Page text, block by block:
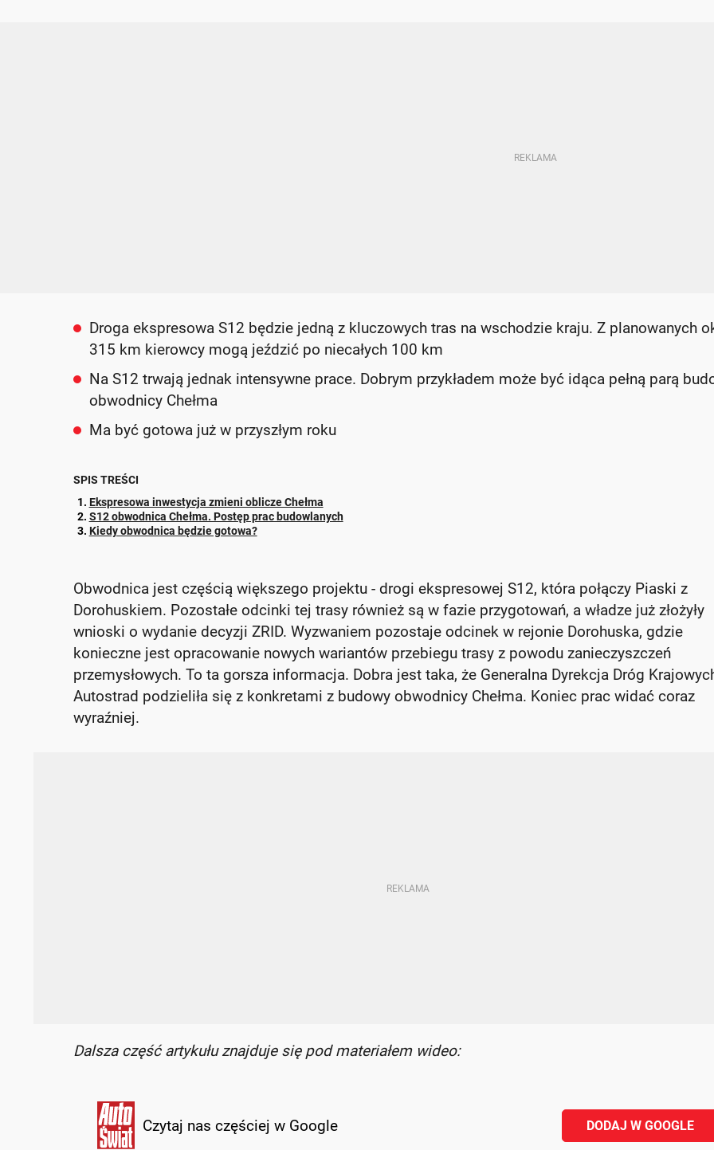
Droga ekspresowa S12 będzie jedną z kluczowych tras na wschodzie kraju. Z planowanych
315 km kierowcy mogą jeździć po niecałych 100 km
Na S12 trwają jednak intensywne prace. Dobrym przykładem może być idąca pełną parą
obwodnicy Chełma
Ma być gotowa już w przyszłym roku
SPIS TREŚCI
Ekspresowa inwestycja zmieni oblicze Chełma
S12 obwodnica Chełma. Postęp prac budowlanych
Kiedy obwodnica będzie gotowa?
Obwodnica jest częścią większego projektu - drogi ekspresowej S12, która połączy Piaski z
Dorohuskiem. Pozostałe odcinki tej trasy również są w fazie przygotowań, a władze już złożyły
wnioski o wydanie decyzji ZRID. Wyzwaniem pozostaje odcinek w rejonie Dorohuska, gdzie
konieczne jest opracowanie nowych wariantów przebiegu trasy z powodu zanieczyszczeń
przemysłowych. To ta gorsza informacja. Dobra jest taka, że Generalna Dyrekcja Dróg
Autostrad podzieliła się z konkretami z budowy obwodnicy Chełma. Koniec prac widać coraz
wyraźniej.
Dalsza część artykułu znajduje się pod materiałem wideo:
Czytaj nas częściej w Google DODAJ W GOOGLE